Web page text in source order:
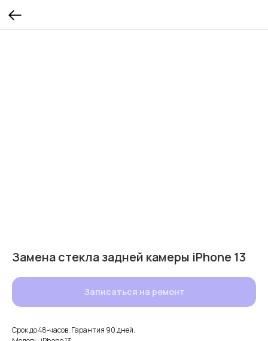
Замена стекла задней камеры iPhone 13
Записаться на ремонт
Срок до 48-часов. Гарантия 90 дней.